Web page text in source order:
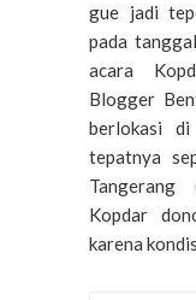
gue jadi
pada
acara
Blogger
berlokasi di
tepatnya
Tangerang
Kopdar
karena